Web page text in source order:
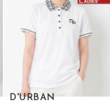
D'URBAN